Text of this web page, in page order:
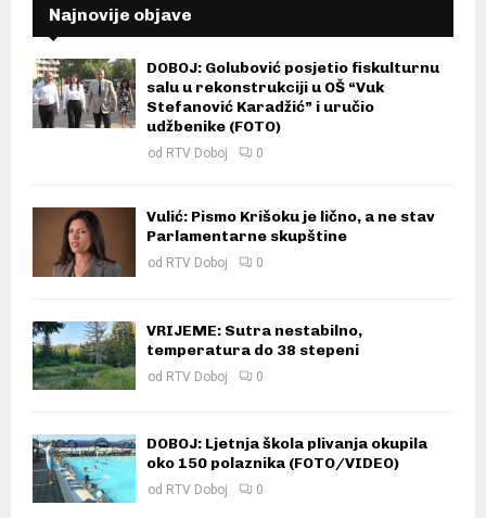
Najnovije objave
DOBOJ: Golubović posjetio fiskulturnu
salu u rekonstrukciji u OŠ “Vuk
Stefanović Karadžić” i uručio
udžbenike (FOTO)
od RTV Doboj 0
Vulić: Pismo Krišoku je lično, a ne stav
Parlamentarne skupštine
od RTV Doboj 0
VRIJEME: Sutra nestabilno,
temperatura do 38 stepeni
od RTV Doboj 0
DOBOJ: Ljetnja škola plivanja okupila
oko 150 polaznika (FOTO/VIDEO)
od RTV Doboj 0